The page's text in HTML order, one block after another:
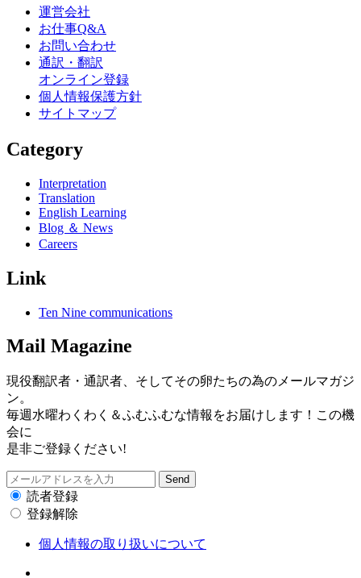
運営会社
お仕事Q&A
お問い合わせ
通訳・翻訳
オンライン登録
個人情報保護方針
サイトマップ
Category
Interpretation
Translation
English Learning
Blog ＆ News
Careers
Link
Ten Nine communications
Mail Magazine
現役翻訳者・通訳者、そしてその卵たちの為のメールマガジ
ン。
毎週水曜わくわく＆ふむふむな情報をお届けします！この機
会に
是非ご登録ください!
読者登録
登録解除
個人情報の取り扱いについて